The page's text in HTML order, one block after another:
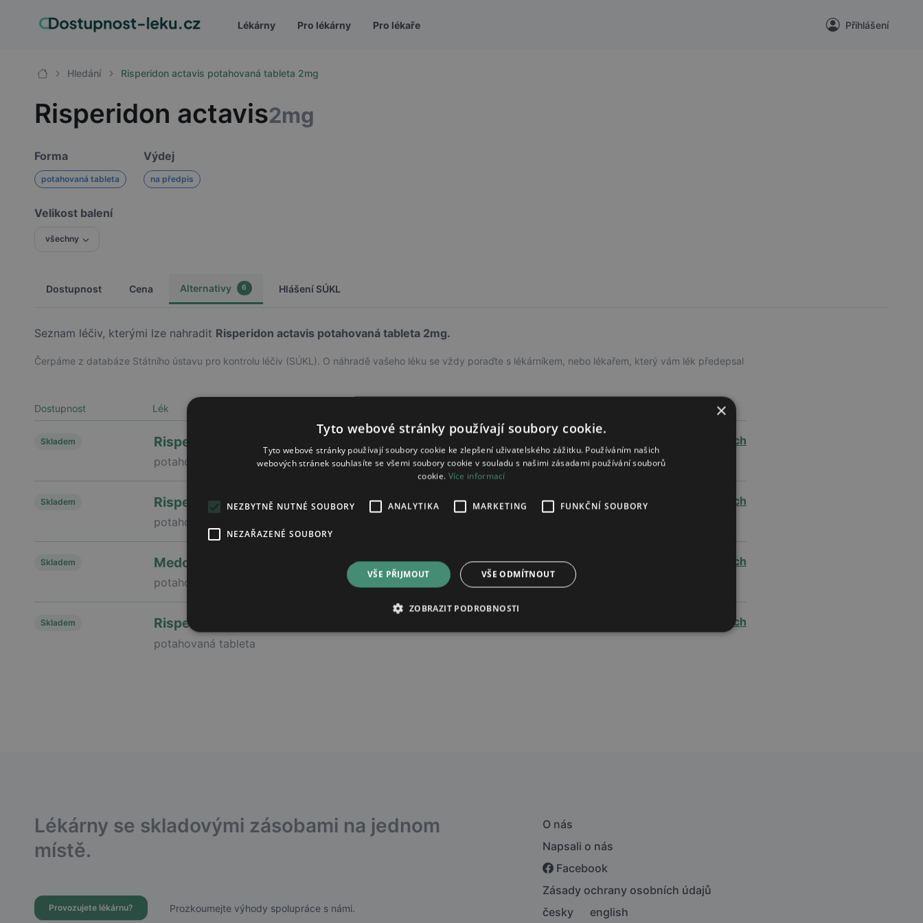
Lékárny Pro lékárny Pro lékaře Přihlášení
Hledání Risperidon actavis potahovaná tableta 2mg
Risperidon actavis2mg
Forma
potahovaná tableta
Výdej
na předpis
Velikost balení
všechny
Dostupnost Cena Alternativy 6 Hlášení SÚKL
Seznam léčiv, kterými lze nahradit Risperidon actavis potahovaná tableta 2mg.
Čerpáme z databáze Státního ústavu pro kontrolu léčiv (SÚKL). O náhradě vašeho léku se vždy poraďte s lékárníkem, nebo lékařem, který vám lék předepsal
Dostupnost Lék
Skladem Rispen
potahovaná tableta
2mg ve 4 lékárnách
Skladem Risperdal
potahovaná tableta
2mg v 18 lékárnách
Skladem Medorisper
potahovaná tableta
2mg v 17 lékárnách
Skladem Risperidon vipharm
potahovaná tableta
v 30 lékárnách
Lékárny se skladovými zásobami na jednom
místě.
Provozujete lékárnu? Prozkoumejte výhody spolupráce s námi.
O nás
Napsali o nás
Facebook
Zásady ochrany osobních údajů
česky
english
×
Tyto webové stránky používají soubory cookie.
Tyto webové stránky používají soubory cookie ke zlepšení uživatelského zážitku. Používáním našich
webových stránek souhlasíte se všemi soubory cookie v souladu s našimi zásadami používání souborů
cookie. Více informací
NEZBYTNĚ NUTNÉ SOUBORY ANALYTIKA MARKETING FUNKČNÍ SOUBORY
NEZAŘAZENÉ SOUBORY
VŠE PŘIJMOUT VŠE ODMÍTNOUT
ZOBRAZIT PODROBNOSTI